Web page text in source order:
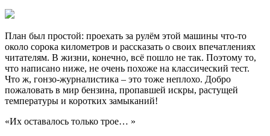
План был простой: проехать за рулём этой машины что-то
около сорока километров и рассказать о своих впечатлениях
читателям. В жизни, конечно, всё пошло не так. Поэтому то,
что написано ниже, не очень похоже на классический тест.
Что ж, гонзо-журналистика – это тоже неплохо. Добро
пожаловать в мир бензина, пропавшей искры, растущей
температуры и коротких замыканий!
«Их оставалось только трое… »